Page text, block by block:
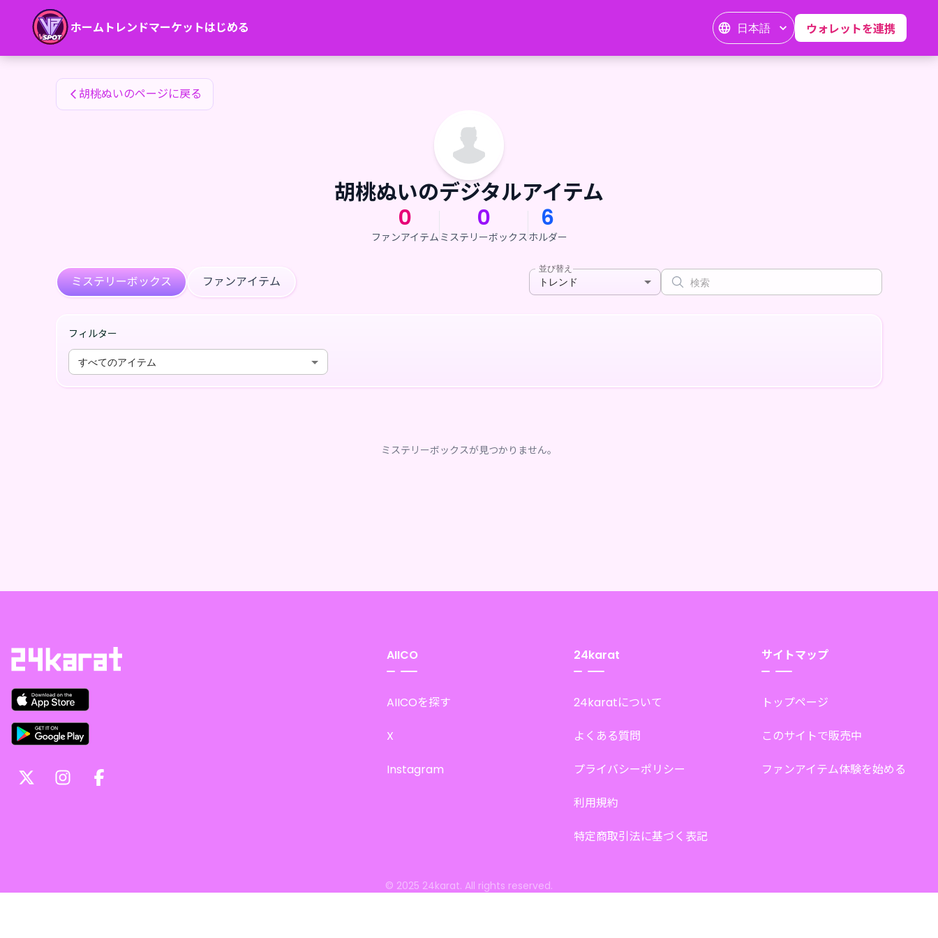
ホーム トレンドマーケットはじめる 日本語 ウォレットを連携
胡桃ぬいのファンアイテム
胡桃ぬいのページに戻る
胡桃ぬいのデジタルアイテム
0
ファンアイテム
0
ミステリーボックス
6
ホルダー
ミステリーボックス ファンアイテム
並び替え
トレンド
フィルター
すべてのアイテム
ミステリーボックスが見つかりません。
AIICO
AIICOを探す
X
Instagram
24karat
24karatについて
よくある質問
プライバシーポリシー
利用規約
特定商取引法に基づく表記
サイトマップ
トップページ
このサイトで販売中
ファンアイテム体験を始める
© 2025 24karat. All rights reserved.
胡桃ぬいのファンアイテム — 24karat